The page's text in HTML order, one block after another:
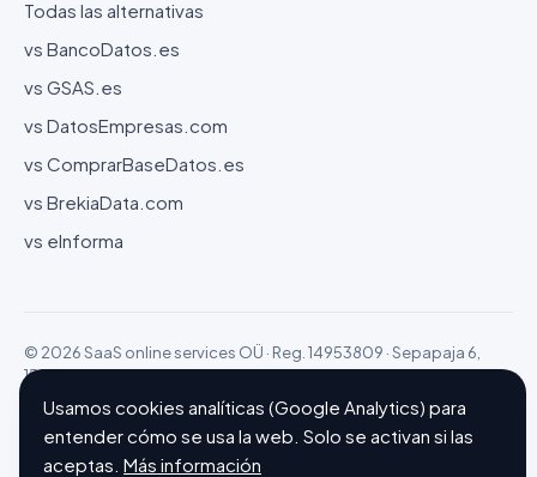
Todas las alternativas
vs BancoDatos.es
vs GSAS.es
vs DatosEmpresas.com
vs ComprarBaseDatos.es
vs BrekiaData.com
vs eInforma
© 2026 SaaS online services OÜ · Reg. 14953809 · Sepapaja 6,
15551 Tallinn (Estonia)
Configurar cookies
Hecho con ❤ en Barcelona
Usamos cookies analíticas (Google Analytics) para
entender cómo se usa la web. Solo se activan si las
aceptas. Más información